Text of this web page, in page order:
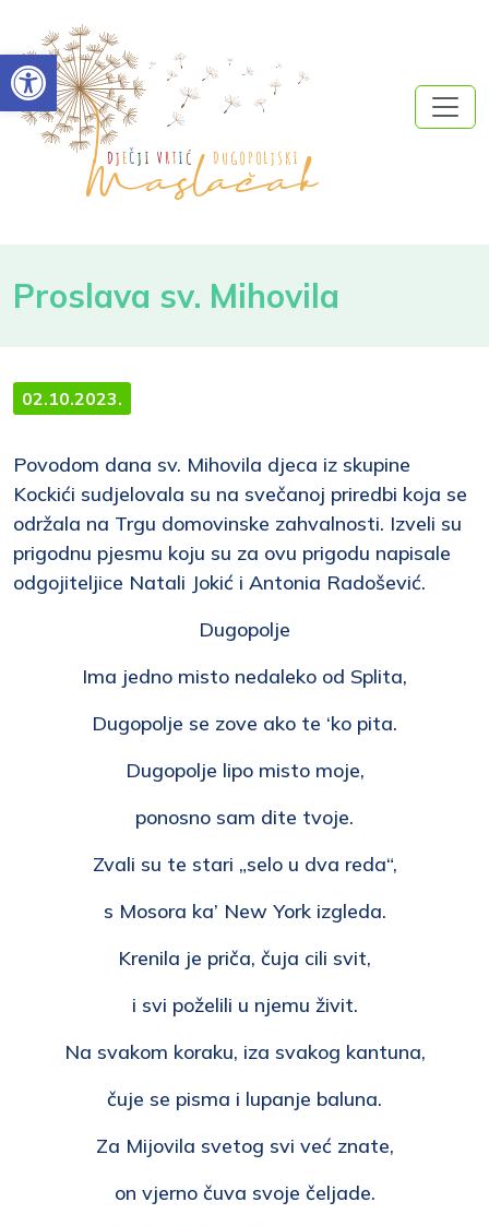
Proslava sv. Mihovila
02.10.2023.
Povodom dana sv. Mihovila djeca iz skupine
Kockići sudjelovala su na svečanoj priredbi koja se
održala na Trgu domovinske zahvalnosti. Izveli su
prigodnu pjesmu koju su za ovu prigodu napisale
odgojiteljice Natali Jokić i Antonia Radošević.
Dugopolje
Ima jedno misto nedaleko od Splita,
Dugopolje se zove ako te ‘ko pita.
Dugopolje lipo misto moje,
ponosno sam dite tvoje.
Zvali su te stari „selo u dva reda“,
s Mosora ka’ New York izgleda.
Krenila je priča, čuja cili svit,
i svi poželili u njemu živit.
Na svakom koraku, iza svakog kantuna,
čuje se pisma i lupanje baluna.
Za Mijovila svetog svi već znate,
on vjerno čuva svoje čeljade.
Open toolbar